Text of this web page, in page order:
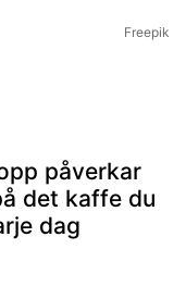
Freepik
påverkar
det kaffe du
dag